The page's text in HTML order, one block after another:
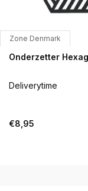
Zone Denmark
Onderzetter
Deliverytime
€8,95